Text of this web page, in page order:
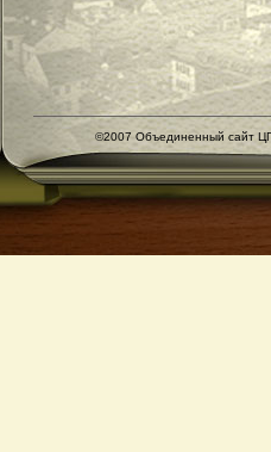
©2007 Объединенный сайт